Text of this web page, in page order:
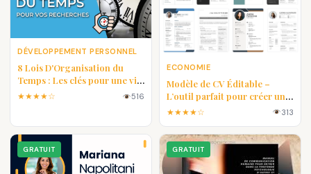
DÉVELOPPEMENT PERSONNEL
8 Lois D'Organisation du
Temps : Les clés pour une vie
plus efficace
★★★★☆ 516
ECONOMIE
Modèle de CV Éditable –
L’outil parfait pour créer un
CV professionnel en quelques
★★★★☆ 313
GRATUIT GRATUIT